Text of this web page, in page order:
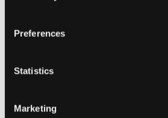
Preferences
Statistics
Marketing